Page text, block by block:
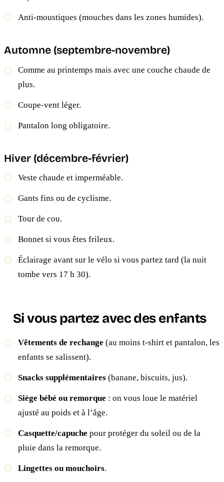
Anti-moustiques (mouches dans les zones humides).
Automne (septembre-novembre)
Comme au printemps mais avec une couche chaude de
plus.
Coupe-vent léger.
Pantalon long obligatoire.
Hiver (décembre-février)
Veste chaude et imperméable.
Gants fins ou de cyclisme.
Tour de cou.
Bonnet si vous êtes frileux.
Éclairage avant sur le vélo si vous partez tard (la nuit
tombe vers 17 h 30).
Si vous partez avec des enfants
Vêtements de rechange (au moins t-shirt et pantalon, les
enfants se salissent).
Snacks supplémentaires (banane, biscuits, jus).
Siège bébé ou remorque : on vous loue le matériel
ajusté au poids et à l’âge.
Casquette/capuche pour protéger du soleil ou de la
pluie dans la remorque.
Lingettes ou mouchoirs.